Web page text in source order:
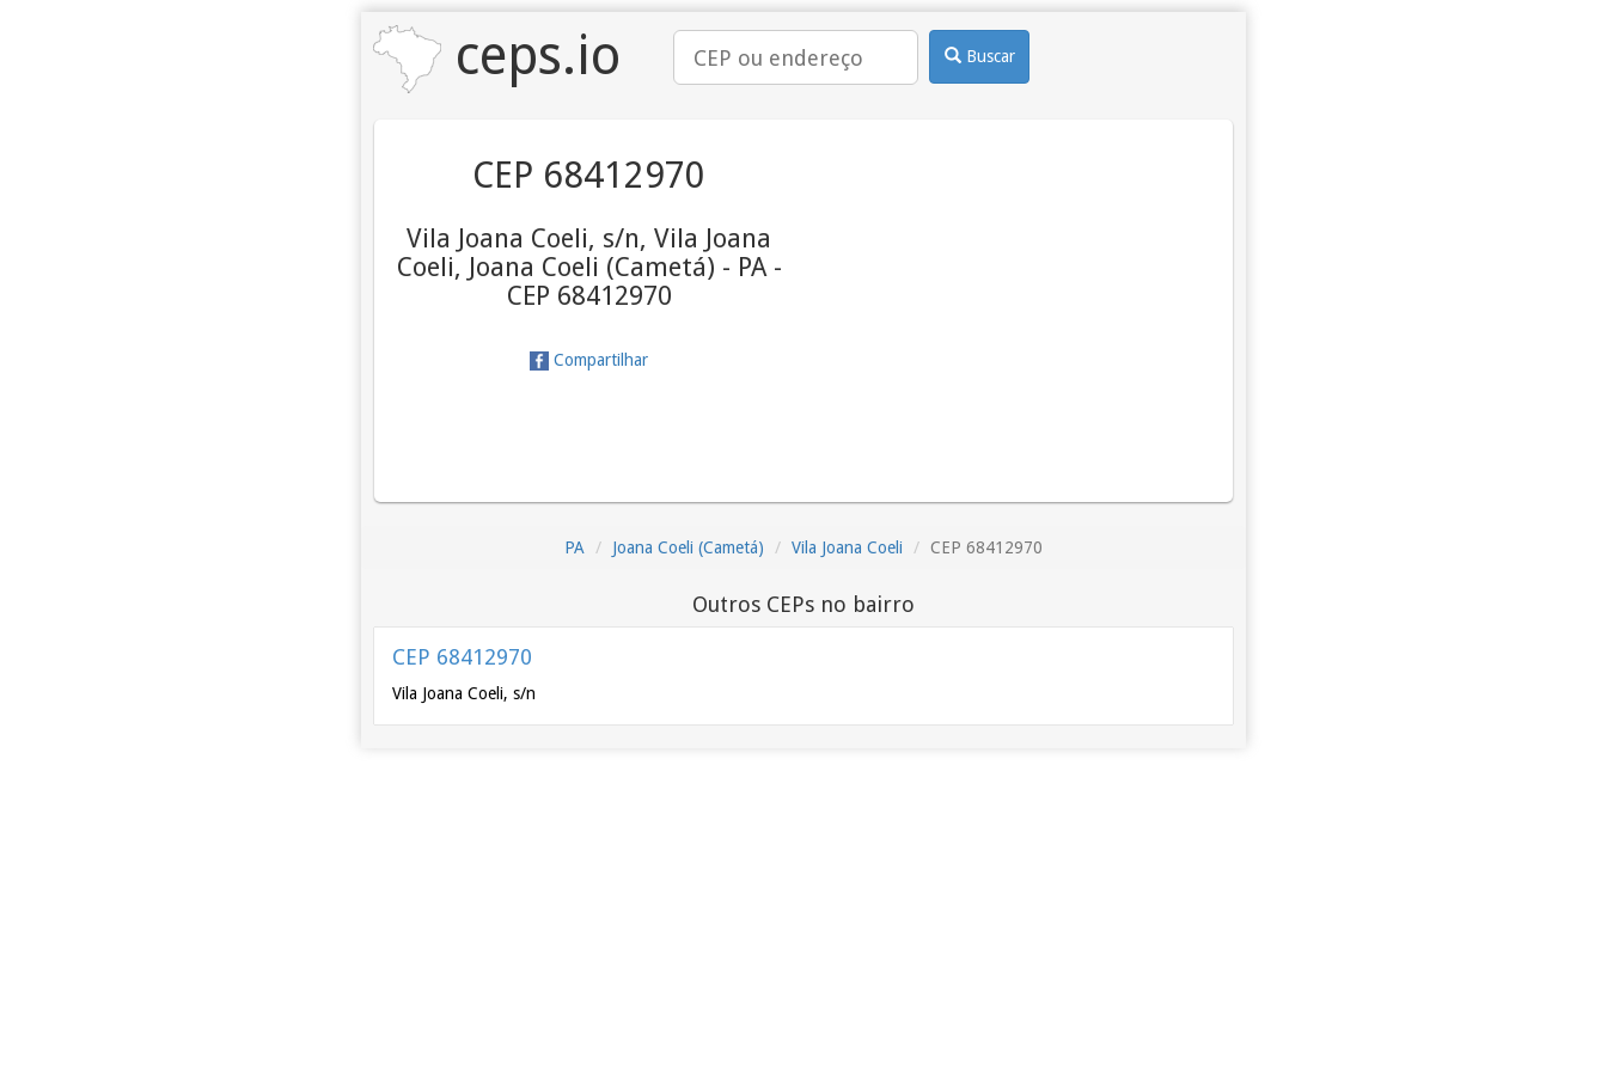
ceps.io Buscar
CEP 68412970
Vila Joana Coeli, s/n, Vila Joana
Coeli, Joana Coeli (Cametá) - PA -
CEP 68412970
Compartilhar
PA Joana Coeli (Cametá) Vila Joana Coeli CEP 68412970
Outros CEPs no bairro
CEP 68412970
Vila Joana Coeli, s/n